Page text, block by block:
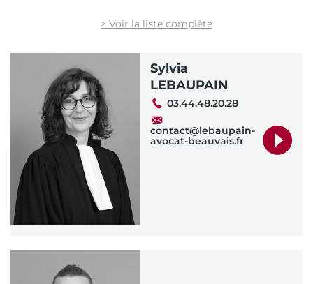
> Voir la liste complète
Sylvia
LEBAUPAIN
03.44.48.20.28
contact@lebaupain-
avocat-beauvais.fr